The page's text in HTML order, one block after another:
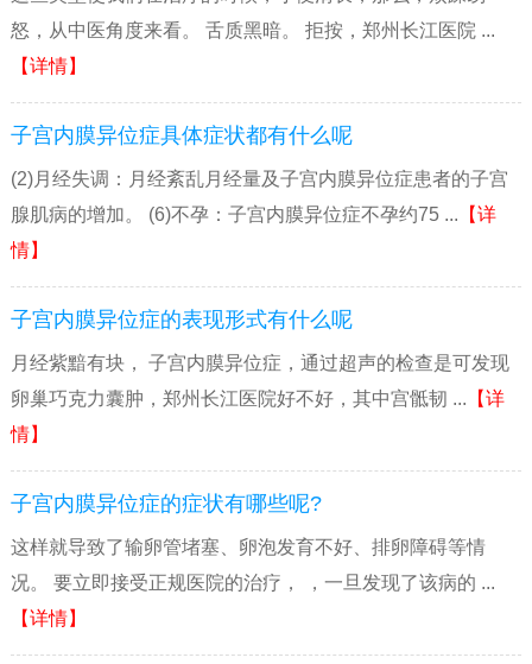
怒，从中医角度来看。 舌质黑暗。 拒按，郑州长江医院 ...
【详情】
子宫内膜异位症具体症状都有什么呢
(2)月经失调：月经紊乱月经量及子宫内膜异位症患者的子宫
腺肌病的增加。 (6)不孕：子宫内膜异位症不孕约75 ... 【详
情】
子宫内膜异位症的表现形式有什么呢
月经紫黯有块， 子宫内膜异位症，通过超声的检查是可发现
卵巢巧克力囊肿，郑州长江医院好不好，其中宫骶韧 ... 【详
情】
子宫内膜异位症的症状有哪些呢?
这样就导致了输卵管堵塞、卵泡发育不好、排卵障碍等情
况。 要立即接受正规医院的治疗， ，一旦发现了该病的 ...
【详情】